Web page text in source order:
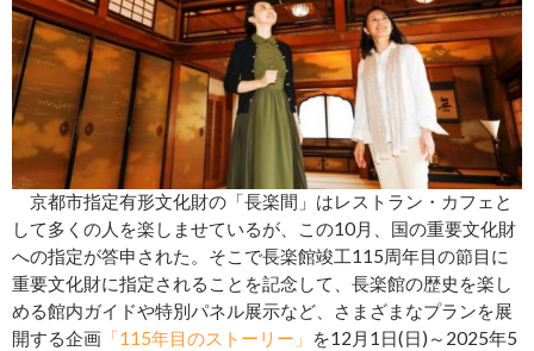
京都市指定有形文化財の「長楽間」はレストラン・カフェと
して多くの人を楽しませているが、この10月、国の重要文化財
への指定が答申された。そこで長楽館竣工115周年目の節目に
重要文化財に指定されることを記念して、長楽館の歴史を楽し
める館内ガイドや特別パネル展示など、さまざまなプランを展
開する企画 「115年目のストーリー」
を12月1日(日)～2025年5